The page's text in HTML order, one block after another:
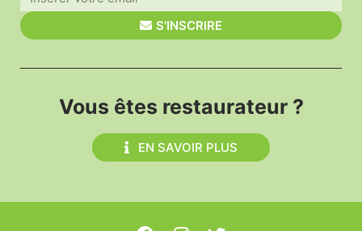
S'INSCRIRE
Vous êtes restaurateur ?
EN SAVOIR PLUS